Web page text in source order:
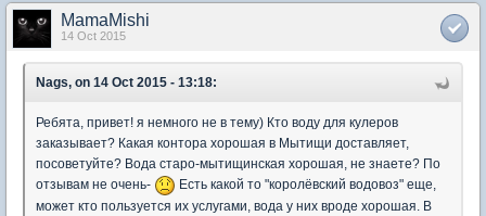
MamaMishi
14 Oct 2015
Nags, on 14 Oct 2015 - 13:18:
Ребята, привет! я немного не в тему) Кто воду для кулеров
заказывает? Какая контора хорошая в Мытищи доставляет,
посоветуйте? Вода старо-мытищинская хорошая, не знаете? По
отзывам не очень-
Есть какой то "королёвский водовоз" еще,
может кто пользуется их услугами, вода у них вроде хорошая. В